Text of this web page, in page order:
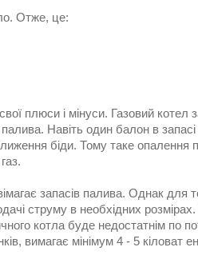
Отже, це:
плюси і мінуси. Газовий котел
Навіть один балон в
біди. Тому таке опалення
запасів палива. Однак для
струму в необхідних
котла буде недостатнім по
вимагає мінімум 4 - 5 кіловат